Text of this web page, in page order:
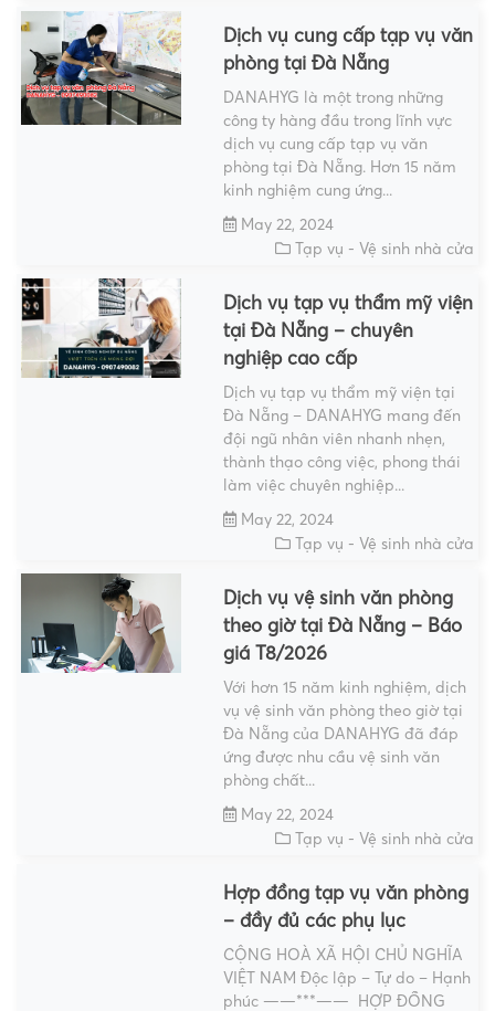
Dịch vụ cung cấp tạp vụ văn
phòng tại Đà Nẵng
DANAHYG là một trong những
công ty hàng đầu trong lĩnh vực
dịch vụ cung cấp tạp vụ văn
phòng tại Đà Nẵng. Hơn 15 năm
kinh nghiệm cung ứng...
May 22, 2024
Tạp vụ - Vệ sinh nhà cửa
Dịch vụ tạp vụ thẩm mỹ viện
tại Đà Nẵng – chuyên
nghiệp cao cấp
Dịch vụ tạp vụ thẩm mỹ viện tại
Đà Nẵng – DANAHYG mang đến
đội ngũ nhân viên nhanh nhẹn,
thành thạo công việc, phong thái
làm việc chuyên nghiệp...
May 22, 2024
Tạp vụ - Vệ sinh nhà cửa
Dịch vụ vệ sinh văn phòng
theo giờ tại Đà Nẵng – Báo
giá T8/2026
Với hơn 15 năm kinh nghiệm, dịch
vụ vệ sinh văn phòng theo giờ tại
Đà Nẵng của DANAHYG đã đáp
ứng được nhu cầu vệ sinh văn
phòng chất...
May 22, 2024
Tạp vụ - Vệ sinh nhà cửa
Hợp đồng tạp vụ văn phòng
– đầy đủ các phụ lục
CỘNG HOÀ XÃ HỘI CHỦ NGHĨA
VIỆT NAM Độc lập – Tự do – Hạnh
phúc ——***—— HỢP ĐỒNG